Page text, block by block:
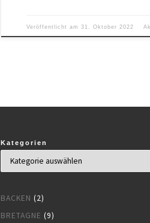
Veröffentlicht am 31. Oktober 2022
Kategorien
BACKEN (2)
BRETAGNE (9)